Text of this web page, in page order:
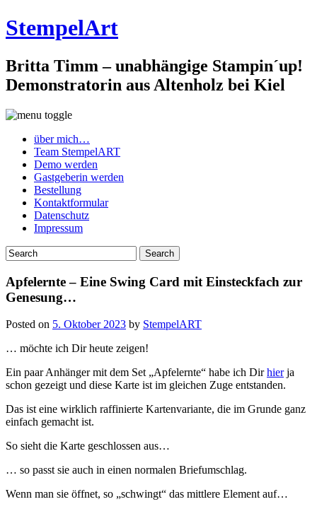
StempelArt
Britta Timm – unabhängige Stampin´up!
Demonstratorin aus Altenholz bei Kiel
über mich…
Team StempelART
Demo werden
Gastgeberin werden
Bestellung
Kontaktformular
Datenschutz
Impressum
Apfelernte – Eine Swing Card mit Einsteckfach zur
Genesung…
Posted on 5. Oktober 2023 by StempelART
… möchte ich Dir heute zeigen!
Ein paar Anhänger mit dem Set „Apfelernte“ habe ich Dirhierja
schon gezeigt und diese Karte ist im gleichen Zuge entstanden.
Das ist eine wirklich raffinierte Kartenvariante, die im Grunde ganz
einfach gemacht ist.
So sieht die Karte geschlossen aus…
… so passt sie auch in einen normalen Briefumschlag.
Wenn man sie öffnet, so „schwingt“ das mittlere Element auf…